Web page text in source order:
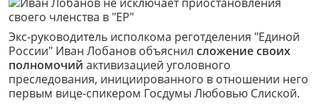
Экс-руководитель исполкома реготделения "Единой
России" Иван Лобанов объяснил сложение cвоих
полномочий активизацией уголовного
преследования, инициированного в отношении него
первым вице-спикером Госдумы Любовью Слиской.